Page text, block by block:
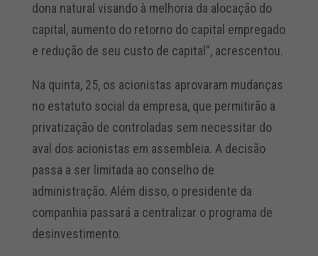
dona natural visando à melhoria da alocação do
capital, aumento do retorno do capital empregado
e redução de seu custo de capital”, acrescentou.
Na quinta, 25, os acionistas aprovaram mudanças
no estatuto social da empresa, que permitirão a
privatização de controladas sem necessitar do
aval dos acionistas em assembleia. A decisão
passa a ser limitada ao conselho de
administração. Além disso, o presidente da
companhia passará a centralizar o programa de
desinvestimento.